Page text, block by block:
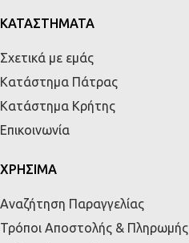
ΚΑΤΑΣΤΗΜΑΤΑ
Σχετικά με εμάς
Κατάστημα Πάτρας
Κατάστημα Κρήτης
Επικοινωνία
ΧΡΗΣΙΜΑ
Αναζήτηση Παραγγελίας
Τρόποι Αποστολής & Πληρωμής